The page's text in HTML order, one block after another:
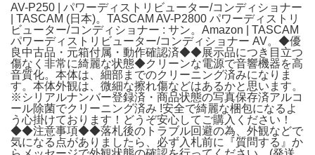
AV-P250 | パワーディストリビューター/コンディショナー
| TASCAM (日本)。TASCAM AV-P2800 パワーディストリ
ビューター/コンディショナー : サン。Amazon | TASCAM
パワーディストリビューター/コンディショナー AV。◆優
良中古品・元箱付属・動作確認済◆◆展示品につき目立つ
傷なく非常に綺麗な状態◆クリーンな電源で音響機器を高
音質化。本体は、細部までのクリーニング済みになりま
す。本体外観は、微細な擦れ傷などはあるかと思います。
※シリアルナンバー登録済・商品状態の写真保存済アルコ
ール除菌でクリーニング済み !安全で綺麗な梱包になるよ
う心掛けております！どうぞ安心してご購入ください！
◆◆注意事項◆◆落札後のトラブル回避の為、外観などで
気になる点がありましたら、必ず入札前に『質問する』か